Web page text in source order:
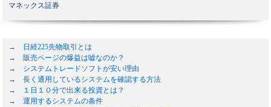
マネックス証券
→ 日経225先物取引とは
→ 販売ページの爆益は嘘なのか？
→ システムトレードソフトが安い理由
→ 長く通用しているシステムを確認する方法
→ １日１０分で出来る投資とは？
→ 運用するシステムの条件